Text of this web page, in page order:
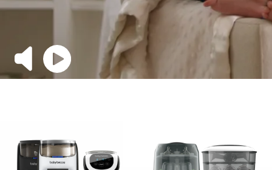
Toggle Video Play & Pause
Toggle Video Mute & Unmute